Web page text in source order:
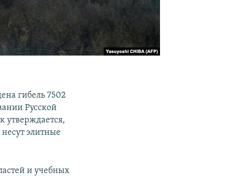
гибель 7502
Русской
утверждается,
элитные
и учебных